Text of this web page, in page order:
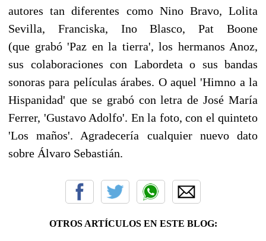
autores tan diferentes como Nino Bravo, Lolita
Sevilla, Franciska, Ino Blasco, Pat Boone
(que grabó 'Paz en la tierra', los hermanos Anoz,
sus colaboraciones con Labordeta o sus bandas
sonoras para películas árabes. O aquel 'Himno a la
Hispanidad' que se grabó con letra de José María
Ferrer, 'Gustavo Adolfo'. En la foto, con el quinteto
'Los maños'. Agradecería cualquier nuevo dato
sobre Álvaro Sebastián.
OTROS ARTÍCULOS EN ESTE BLOG: